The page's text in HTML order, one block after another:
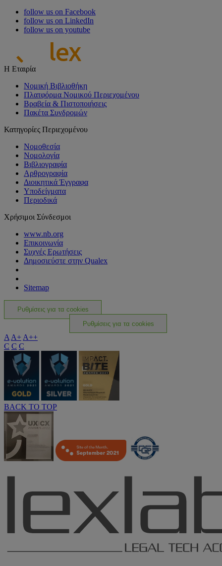
follow us on Facebook
follow us on LinkedIn
follow us on youtube
Η Εταιρία
Νομική Βιβλιοθήκη
Πλατφόρμα Νομικού Περιεχομένου
Βραβεία & Πιστοποιήσεις
Πακέτα Συνδρομών
Κατηγορίες Περιεχομένου
Νομοθεσία
Νομολογία
Βιβλιογραφία
Αρθρογραφία
Διοικητικά Έγγραφα
Υποδείγματα
Περιοδικά
Χρήσιμοι Σύνδεσμοι
www.nb.org
Επικοινωνία
Συχνές Ερωτήσεις
Δημοσιεύστε στην Qualex
Sitemap
Ρυθμίσεις για τα cookies
Ρυθμίσεις για τα cookies
A A+ A++
C C C
BACK TO TOP